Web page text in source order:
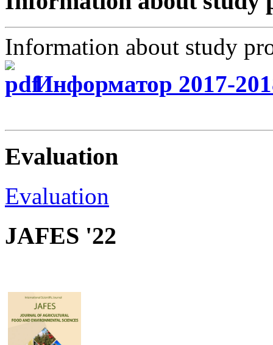
Information about study
Информатор 2017-
Evaluation
Evaluation
JAFES '22